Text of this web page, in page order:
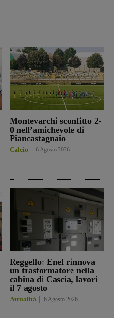
Montevarchi sconfitto 2-
0 nell’amichevole di
Piancastagnaio
Calcio 6 Agosto 2026
Reggello: Enel rinnova
un trasformatore nella
cabina di Cascia, lavori
il 7 agosto
Attualità 6 Agosto 2026